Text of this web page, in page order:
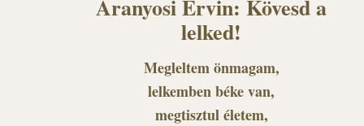
Aranyosi Ervin: Kövesd a
lelked!
Megleltem önmagam,
lelkemben béke van,
megtisztul életem,